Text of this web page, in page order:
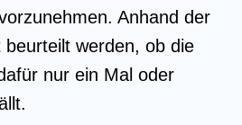
Anhand der
beurteilt werden, ob die
nur ein Mal oder